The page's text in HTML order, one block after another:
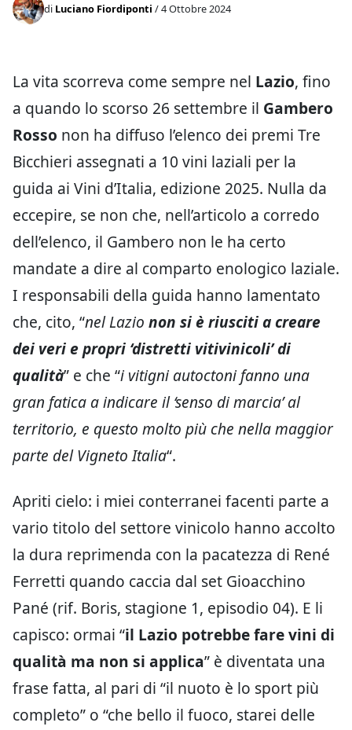
di Luciano Fiordiponti / 4 Ottobre 2024
La vita scorreva come sempre nel Lazio, fino
a quando lo scorso 26 settembre il Gambero
Rosso non ha diffuso l’elenco dei premi Tre
Bicchieri assegnati a 10 vini laziali per la
guida ai Vini d’Italia, edizione 2025. Nulla da
eccepire, se non che, nell’articolo a corredo
dell’elenco, il Gambero non le ha certo
mandate a dire al comparto enologico laziale.
I responsabili della guida hanno lamentato
che, cito, “nel Lazio non si è riusciti a creare
dei veri e propri ‘distretti vitivinicoli’ di
qualità” e che “i vitigni autoctoni fanno una
gran fatica a indicare il ‘senso di marcia’ al
territorio, e questo molto più che nella maggior
parte del Vigneto Italia“.
Apriti cielo: i miei conterranei facenti parte a
vario titolo del settore vinicolo hanno accolto
la dura reprimenda con la pacatezza di René
Ferretti quando caccia dal set Gioacchino
Pané (rif. Boris, stagione 1, episodio 04). E li
capisco: ormai “il Lazio potrebbe fare vini di
qualità ma non si applica” è diventata una
frase fatta, al pari di “il nuoto è lo sport più
completo” o “che bello il fuoco, starei delle